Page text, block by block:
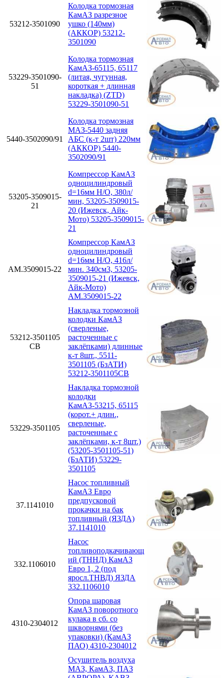
53212-3501090
Колодка тормозная
КамАЗ разрезное
ушко (140мм)
(АККОР) 53212-
3501090
53229-3501090-
51
Колодка тормозная
КамАЗ-65115, 65117
(литая, чугунная,
короткая + длинная
накладка) (ZTD)
53229-3501090-51
5440-3502090/91
Колодка тормозная
МАЗ-5440 задняя
АБС (к-т 2шт) 220мм
(АККОР) 5440-
3502090/91
53205-3509015-
21
Компрессор КамАЗ
одноцилиндровый
d=16мм Н/О, 380л/
мин, 53205-3509015-
20 (Ижевск, Айк-
Мото) 53205-3509015-
21
АМ.3509015-22
Компрессор КамАЗ
одноцилиндровый
d=16мм Н/О, 416л/
мин. 340см3, 53205-
3509015-21 (Ижевск,
Айк-Мото)
АМ.3509015-22
53212-3501105
СВ
Накладка тормозной
колодки КамАЗ
(сверленые,
расточенные с
заклёпками) длинные
к-т 8шт., 5511-
3501105 (БзАТИ)
53212-3501105СВ
53229-3501105
Накладка тормозной
колодки
КамАЗ-53215, 65115
(корот.+ длин.,
сверленые,
расточенные с
заклёпками, к-т 8шт.)
(53205-3501105-51)
(БзАТИ) 53229-
3501105
37.1141010
Насос топливный
КамАЗ Евро
предпусковой
прокачки на бак
топливный (ЯЗДА)
37.1141010
332.1106010
Насос
топливоподкачивающ
ий (ТННД) КамАЗ
Евро 1, 2 (под
яросл.ТНВД) ЯЗДА
332.1106010
4310-2304012
Опора шаровая
КамАЗ поворотного
кулака в сб. со
шкворнями (без
упаковки) (КамАЗ
ПАО) 4310-2304012
Осушитель воздуха
МАЗ, КамАЗ, ПАЗ